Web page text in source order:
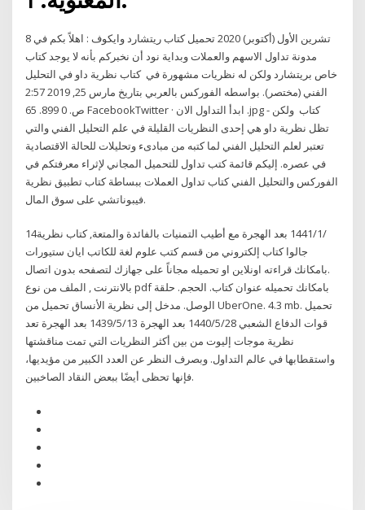
8 تشرين الأول (أكتوبر) 2020 تحميل كتاب ريتشارد وايكوف : اهلاً بكم في
مدونة تداول الاسهم والعملات وبداية نود أن نخبركم بأنه لا يوجد كتاب
خاص بريتشارد ولكن له نظريات مشهورة في كتاب نظرية داو في التحليل
الفني (مختصر). بواسطه الفوركس بالعربي بتاريخ مارس 25, 2019 2:57
ص. 0 899. 65 FacebookTwitter · ابدأ التداول الان .jpg - كتاب ولكن
تظل نظرية داو هي إحدى النظريات القليلة في علم التحليل الفني والتي
تعتبر لعلم التحليل الفني لما كتبه من مبادىء وتحليلات للحالة الاقتصادية
في عصره. إليكم قائمة كتب تداول للتحميل المجاني لإثراء معرفتكم في
الفوركس والتحليل الفني كتاب تداول العملات ببساطة كتاب تطبيق نظرية
فيبوناتشي على سوق المال.
14‏‏/1‏‏/1441 بعد الهجرة مع أطيب التمنيات بالفائدة والمتعة, كتاب نظرية
جالوا كتاب إلكتروني من قسم كتب علوم لغة للكاتب ايان ستيورات
.بامكانك قراءته اونلاين او تحميله مجاناً على جهازك لتصفحه بدون اتصال
بالانترنت , الملف من نوع pdf بامكانك تحميله عنوان كتاب. الحجم. حلقة
الوصل. مدخل إلى نظرية الأنساق تحميل من UberOne. 4.3 mb. تحميل
قوات الدفاع الشعبي 28‏‏/5‏‏/1440 بعد الهجرة 13‏‏/5‏‏/1439 بعد الهجرة تعد
نظرية موجات إليوت من بين أكثر النظريات التي تمت مناقشتها
واستقطابها في عالم التداول. وبصرف النظر عن العدد الكبير من مؤيديها،
فإنها تحظى أيضًا ببعض النقاد الصاخبين.